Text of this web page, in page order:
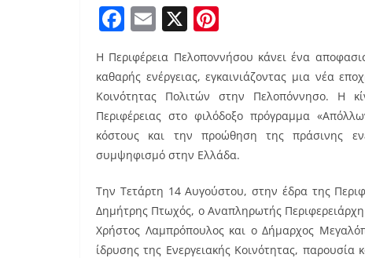
F
c
e
b
o
o
k
E
ai
l
X
nt
er
e
st
Η Περιφέρεια Πελοποννήσου κάνει ένα
καθαρής ενέργειας, εγκαινιάζοντας μια νέα
Κοινότητας Πολιτών στην Πελοπόννησο. Η
Περιφέρειας στο φιλόδοξο πρόγραμμα
κόστους και την προώθηση της πράσινης
συμψηφισμό στην Ελλάδα.
Την Τετάρτη 14 Αυγούστου, στην έδρα της
Δημήτρης Πτωχός, ο Αναπληρωτής
Χρήστος Λαμπρόπουλος και ο Δήμαρχος
ίδρυσης της Ενεργειακής Κοινότητας, παρουσία